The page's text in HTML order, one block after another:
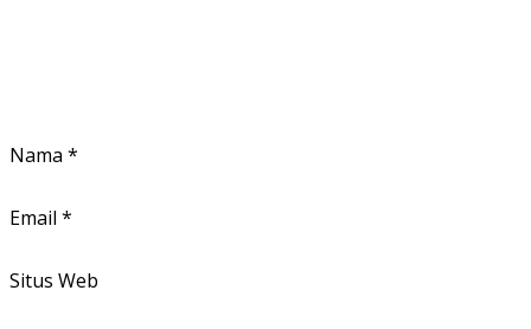
Nama *
Email *
Situs Web